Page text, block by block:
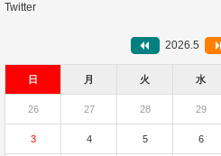
Twitter
2026.5
日 月 火 水
26 27 28 29
3 4 5 6